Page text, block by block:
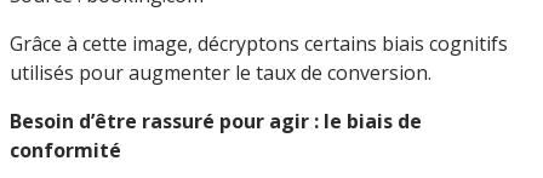
Grâce à cette image, décryptons certains biais cognitifs
utilisés pour augmenter le taux de conversion.
Besoin d’être rassuré pour agir : le biais de
conformité